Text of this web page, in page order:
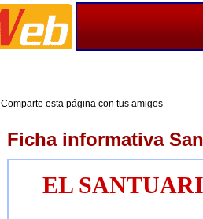
Comparte esta página con tus amigos
Ficha informativa
EL